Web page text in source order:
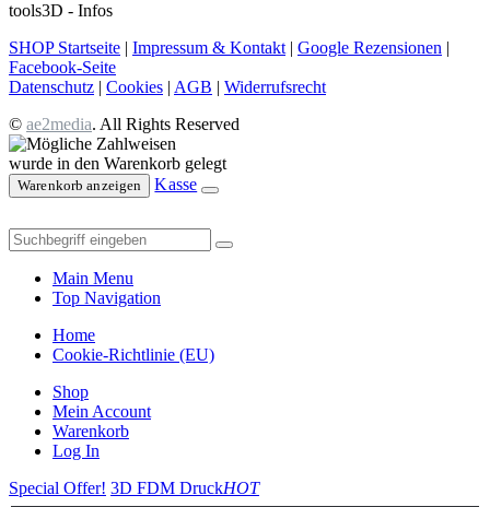
tools3D - Infos
SHOP Startseite | Impressum & Kontakt | Google Rezensionen |
Facebook-Seite
Datenschutz | Cookies | AGB | Widerrufsrecht
© ae2media. All Rights Reserved
wurde in den Warenkorb gelegt
Warenkorb anzeigen Kasse
Main Menu
Top Navigation
Home
Cookie-Richtlinie (EU)
Shop
Mein Account
Warenkorb
Log In
Special Offer! 3D FDM DruckHOT